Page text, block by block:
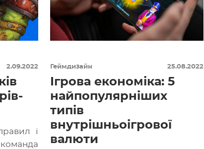
2.09.2022
і
Геймдизайн 25.08.2022
Ігрова економіка: 5
найпопулярніших
типів
внутрішньоігрової
валюти